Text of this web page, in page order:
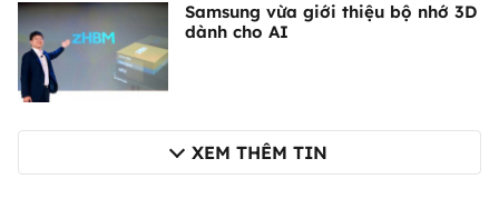
Samsung vừa giới thiệu bộ nhớ 3D
dành cho AI
XEM THÊM TIN